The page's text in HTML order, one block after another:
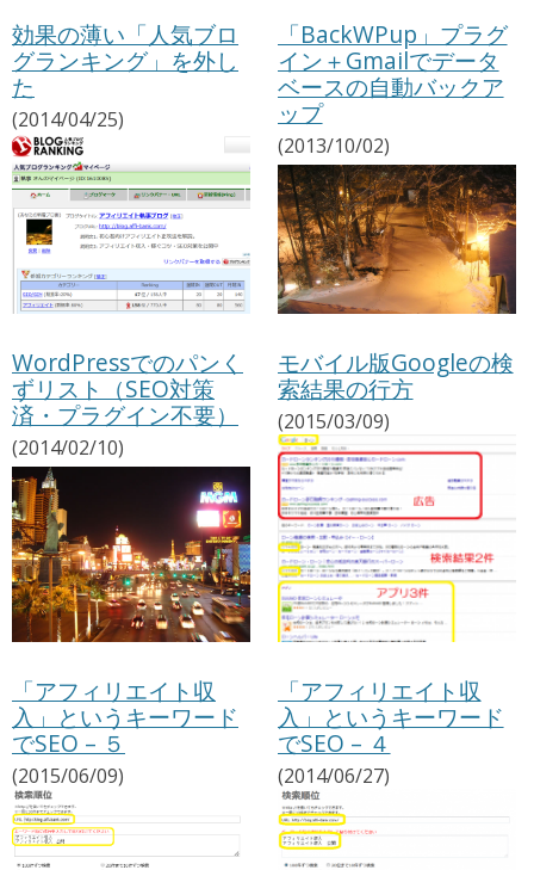
効果の薄い「人気ブロ
グランキング」を外し
た
(2014/04/25)
「BackWPup」プラグ
イン＋Gmailでデータ
ベースの自動バックア
ップ
(2013/10/02)
WordPressでのパンく
ずリスト（SEO対策
済・プラグイン不要）
(2014/02/10)
モバイル版Googleの検
索結果の行方
(2015/03/09)
「アフィリエイト収
入」というキーワード
でSEO – ５
(2015/06/09)
「アフィリエイト収
入」というキーワード
でSEO – ４
(2014/06/27)